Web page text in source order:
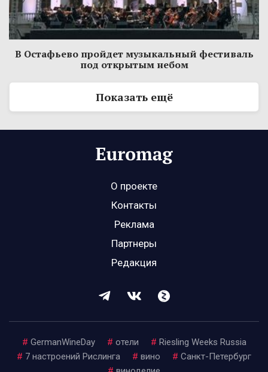
В Остафьево пройдет музыкальный фестиваль
под открытым небом
Показать ещё
О проекте
Контакты
Реклама
Партнеры
Редакция
# GermanWineDay # отели # Riesling Weeks Russia
# 7 настроений Рислинга # вино # Санкт-Петербург